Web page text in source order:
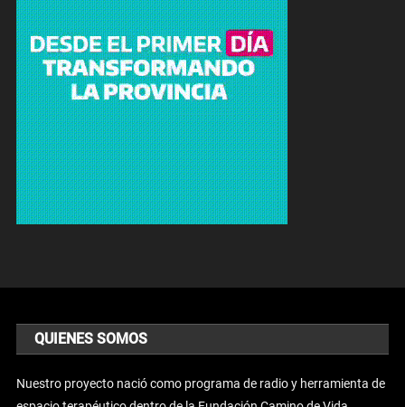
QUIENES SOMOS
Nuestro proyecto nació como programa de radio y herramienta de